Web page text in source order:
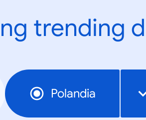
trending
Polandia